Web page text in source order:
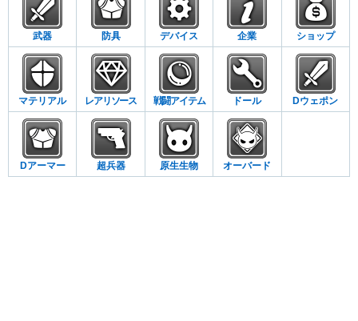
武器 防具 デバイス 企業 ショップ
マテリアル レアリソース 戦闘アイテム ドール Dウェポン
Dアーマー 超兵器 原生生物 オーバード